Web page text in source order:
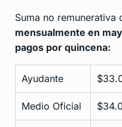
Suma no remunerativa
mensualmente en
pagos por quincena:
Ayudante
Medio Oficial